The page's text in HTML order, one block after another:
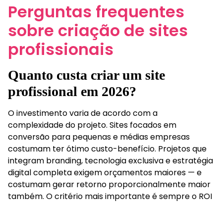
Perguntas frequentes
sobre criação de sites
profissionais
Quanto custa criar um site
profissional em 2026?
O investimento varia de acordo com a
complexidade do projeto. Sites focados em
conversão para pequenas e médias empresas
costumam ter ótimo custo-benefício. Projetos que
integram branding, tecnologia exclusiva e estratégia
digital completa exigem orçamentos maiores — e
costumam gerar retorno proporcionalmente maior
também. O critério mais importante é sempre o ROI